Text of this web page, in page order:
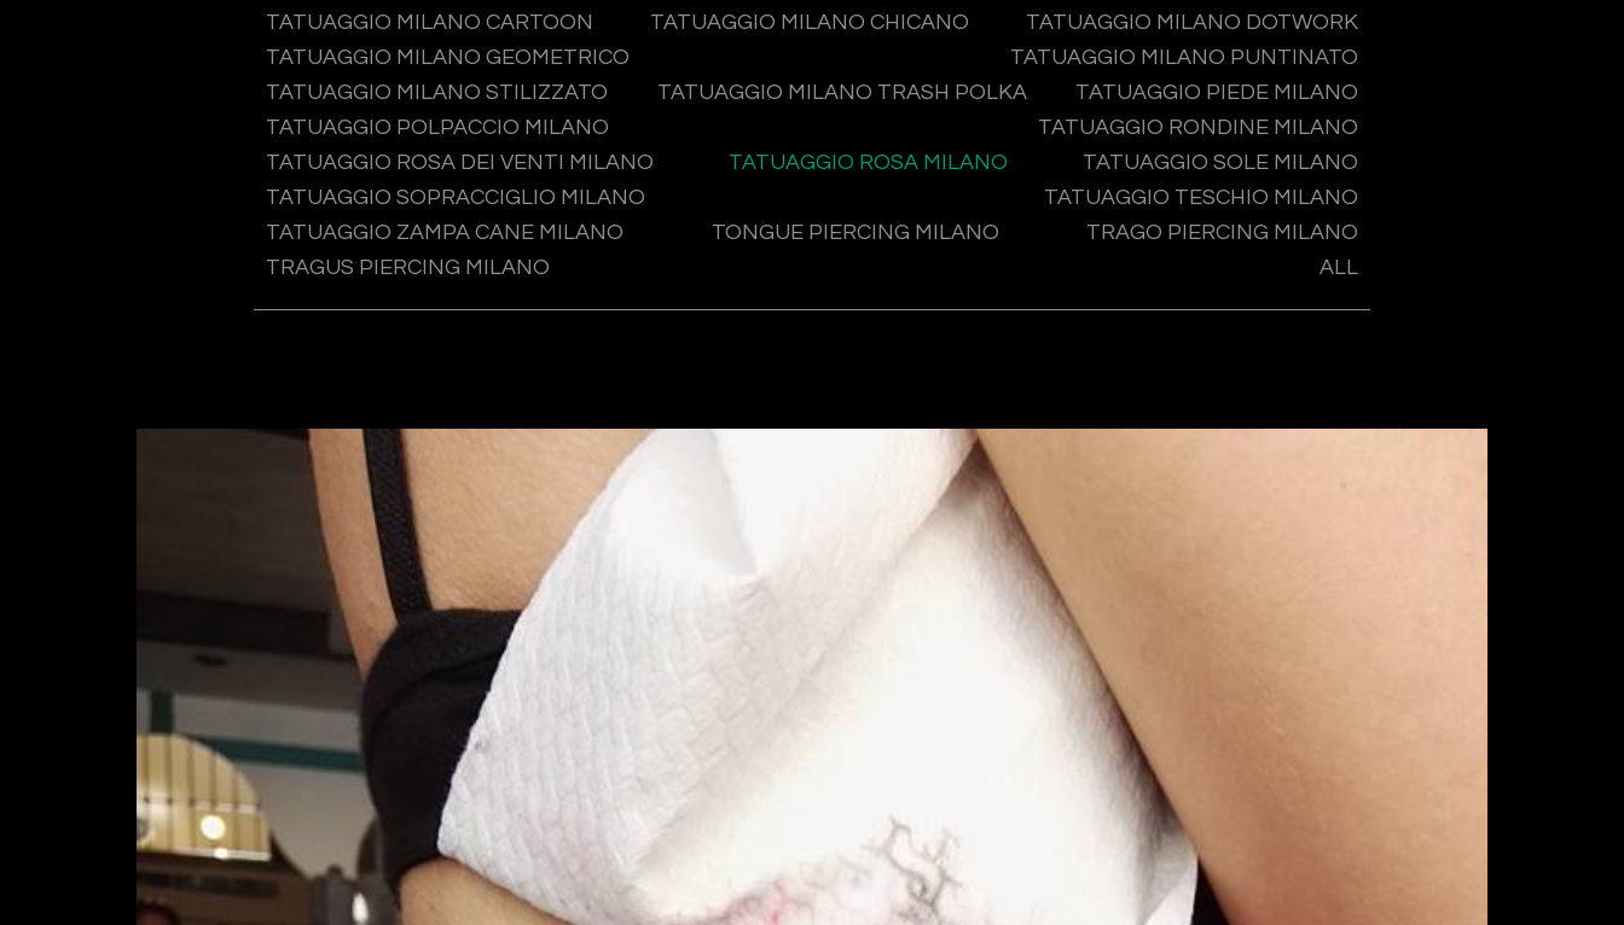
TATUAGGIO MILANO CARTOON
TATUAGGIO MILANO CHICANO
TATUAGGIO MILANO DOTWORK
TATUAGGIO MILANO GEOMETRICO
TATUAGGIO MILANO PUNTINATO
TATUAGGIO MILANO STILIZZATO
TATUAGGIO MILANO TRASH POLKA
TATUAGGIO PIEDE MILANO
TATUAGGIO POLPACCIO MILANO
TATUAGGIO RONDINE MILANO
TATUAGGIO ROSA DEI VENTI MILANO
TATUAGGIO ROSA MILANO
TATUAGGIO SOLE MILANO
TATUAGGIO SOPRACCIGLIO MILANO
TATUAGGIO TESCHIO MILANO
TATUAGGIO ZAMPA CANE MILANO
TONGUE PIERCING MILANO
TRAGO PIERCING MILANO
TRAGUS PIERCING MILANO
ALL